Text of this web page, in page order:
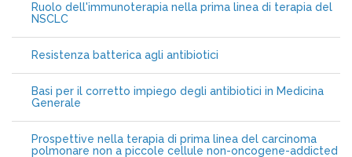
Ruolo dell'immunoterapia nella prima linea di terapia del
NSCLC
Resistenza batterica agli antibiotici
Basi per il corretto impiego degli antibiotici in Medicina
Generale
Prospettive nella terapia di prima linea del carcinoma
polmonare non a piccole cellule non-oncogene-addicted